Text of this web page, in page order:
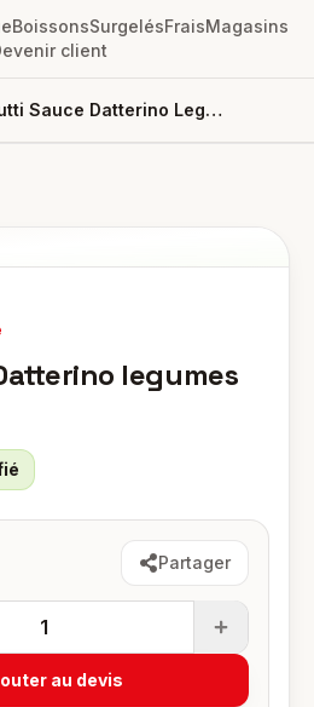
BoissonsSurgelésFraisMagasins
client
Mutti Sauce Datterino Legumes Grillés 400g
legumes
Partager
1
au devis